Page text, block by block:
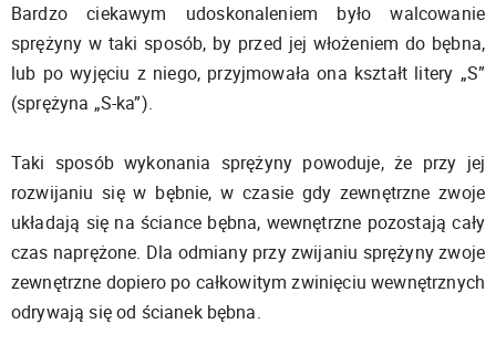
Bardzo ciekawym udoskonaleniem było walcowanie
sprężyny w taki sposób, by przed jej włożeniem do bębna,
lub po wyjęciu z niego, przyjmowała ona kształt litery „S”
(sprężyna „S-ka”).
Taki sposób wykonania sprężyny powoduje, że przy jej
rozwijaniu się w bębnie, w czasie gdy zewnętrzne zwoje
układają się na ściance bębna, wewnętrzne pozostają cały
czas naprężone. Dla odmiany przy zwijaniu sprężyny zwoje
zewnętrzne dopiero po całkowitym zwinięciu wewnętrznych
odrywają się od ścianek bębna.